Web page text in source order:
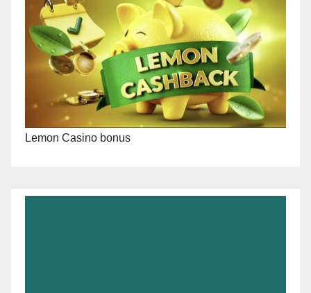
Lemon Casino bonus